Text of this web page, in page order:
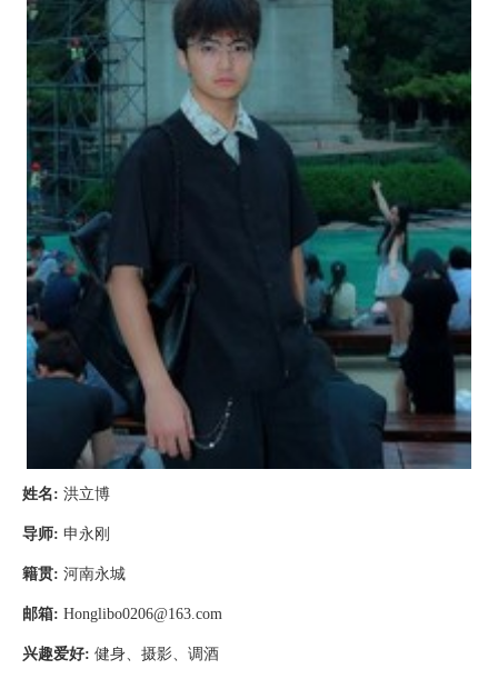
姓名: 洪立博
导师: 申永刚
籍贯: 河南永城
邮箱: Honglibo0206@163.com
兴趣爱好: 健身、摄影、调酒